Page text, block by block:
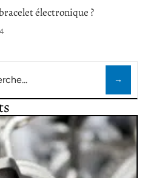
électronique ?